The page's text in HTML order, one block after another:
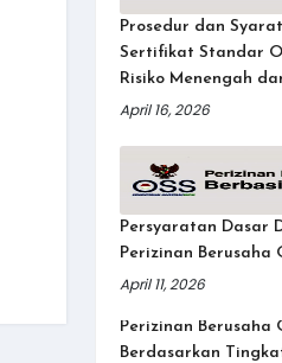
Prosedur dan
Sertifikat Standar
Risiko Menengah
April 16, 2026
Persyaratan Dasar
Perizinan Berusaha
April 11, 2026
Perizinan Berusaha
Berdasarkan